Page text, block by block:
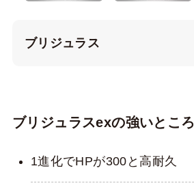
ブリジュラス
ブリジュラスexの強いところ
1進化でHPが300と高耐久